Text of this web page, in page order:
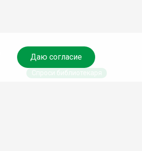
Даю согласие
Спроси библиотекаря